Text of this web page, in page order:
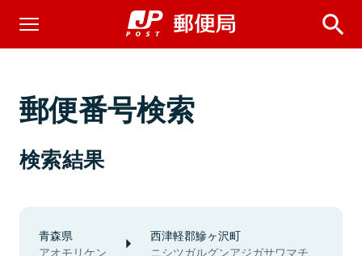
郵便番号検索
検索結果
青森県
アオモリケン
西津軽郡鰺ヶ沢町
ニシツガルグンアジガサワマチ